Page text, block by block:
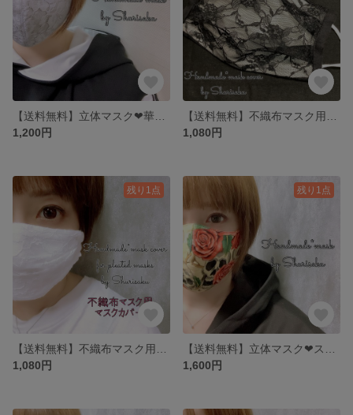
1,200円
1,080円
残り1点
1,080円
残り1点
1,600円